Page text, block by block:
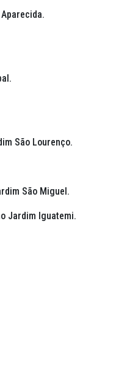
São Lourenço.
São Miguel.
Jardim Iguatemi.